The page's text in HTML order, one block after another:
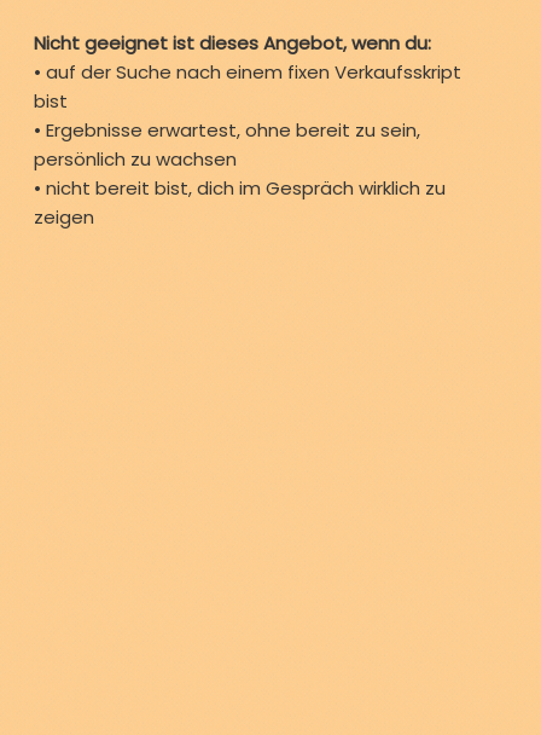
Nicht geeignet ist dieses Angebot, wenn du:
• auf der Suche nach einem fixen Verkaufsskript
bist
• Ergebnisse erwartest, ohne bereit zu sein,
persönlich zu wachsen
• nicht bereit bist, dich im Gespräch wirklich zu
zeigen